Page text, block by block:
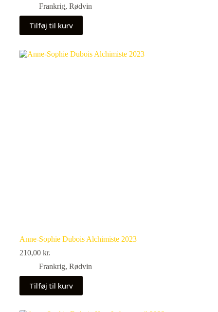
Frankrig, Rødvin
Tilføj til kurv
Anne-Sophie Dubois Alchimiste 2023
210,00 kr.
Frankrig, Rødvin
Tilføj til kurv